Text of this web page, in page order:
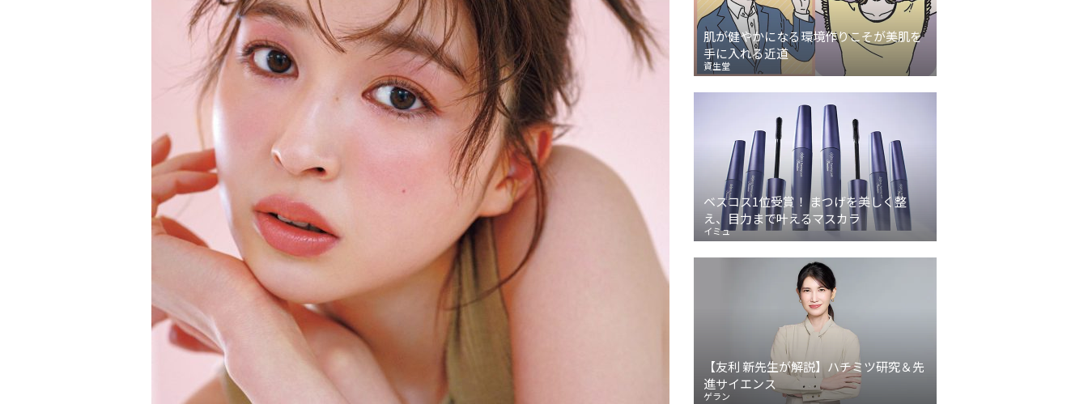
肌が健やかになる環境作りこそが美肌を
手に入れる近道
資生堂
ベスコス1位受賞！ まつげを美しく整
え、目力まで叶えるマスカラ
イミュ
【友利 新先生が解説】ハチミツ研究＆先
進サイエンス
ゲラン